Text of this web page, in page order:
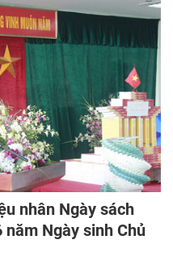
viên
Đồng chí Đại tá,
đốc Học viện đã tham
và đông đảo
nhân Ngày sách
Ngày sinh Chủ